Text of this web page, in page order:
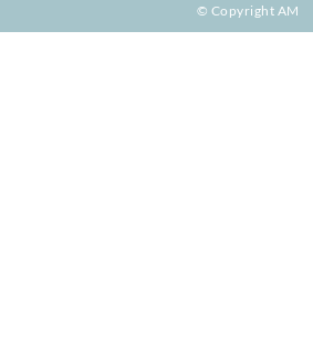
© Copyright AM